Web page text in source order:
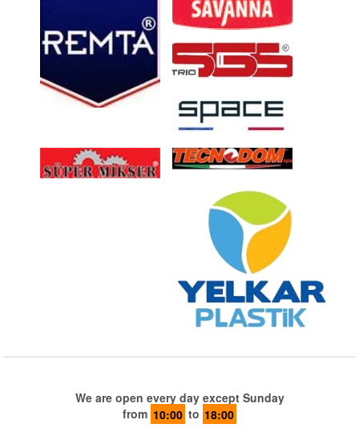
We are open every day except Sunday
from 10:00 to 18:00